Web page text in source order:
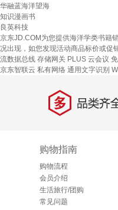
华融蓝海洋望海
知识漫画书
良英科技
京东JD.COM为您提供海洋学类书籍
况出现，如您发现活动商品标价或促
流数据总线 存储网关 PLUS 云会议
京东智联云 私有网络 通用文字识别
多 品类齐全
购物指南
购物流程
会员介绍
生活旅行/团购
常见问题